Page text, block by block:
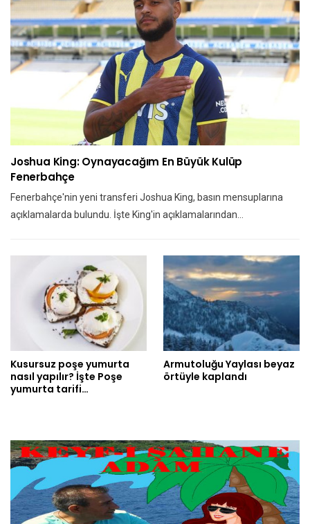
Joshua King: Oynayacağım En Büyük Kulüp
Fenerbahçe
Fenerbahçe'nin yeni transferi Joshua King, basın mensuplarına
açıklamalarda bulundu. İşte King'in açıklamalarından…
Kusursuz poşe yumurta
nasıl yapılır? İşte Poşe
yumurta tarifi…
Armutoluğu Yaylası beyaz
örtüyle kaplandı